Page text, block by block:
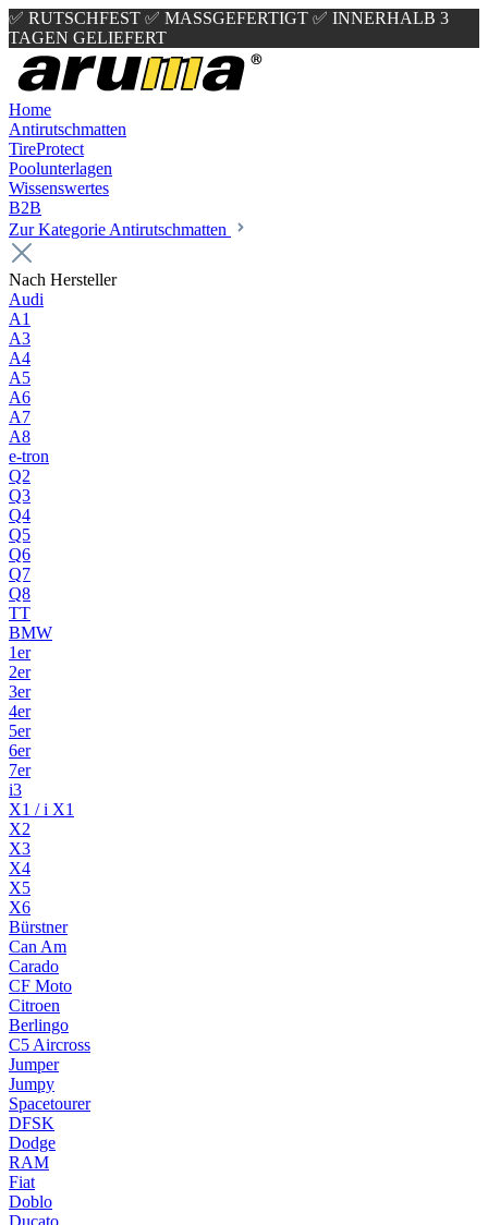
✅ RUTSCHFEST ✅ MASSGEFERTIGT ✅ INNERHALB 3
TAGEN GELIEFERT
Home
Antirutschmatten
TireProtect
Poolunterlagen
Wissenswertes
B2B
Zur Kategorie Antirutschmatten
Nach Hersteller
Audi
A1
A3
A4
A5
A6
A7
A8
e-tron
Q2
Q3
Q4
Q5
Q6
Q7
Q8
TT
BMW
1er
2er
3er
4er
5er
6er
7er
i3
X1 / i X1
X2
X3
X4
X5
X6
Bürstner
Can Am
Carado
CF Moto
Citroen
Berlingo
C5 Aircross
Jumper
Jumpy
Spacetourer
DFSK
Dodge
RAM
Fiat
Doblo
Ducato